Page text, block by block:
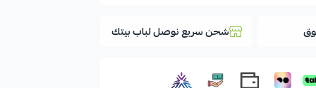
شحن سريع نوصل لباب بيتك